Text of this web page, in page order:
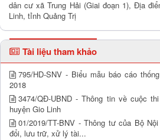
dân cư xã Trung Hải (Giai đoạn 1), Địa
Linh, tỉnh Quảng Trị
Tài liệu tham khảo
795/HD-SNV - Biểu mẫu báo cáo
2018
3474/QĐ-UBND - Thông tin về cuộc
huyện Gio Linh
01/2019/TT-BNV - Thông tư của Bộ
đổi, lưu trữ, xử lý tài...